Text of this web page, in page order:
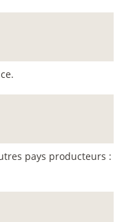
pays producteurs :